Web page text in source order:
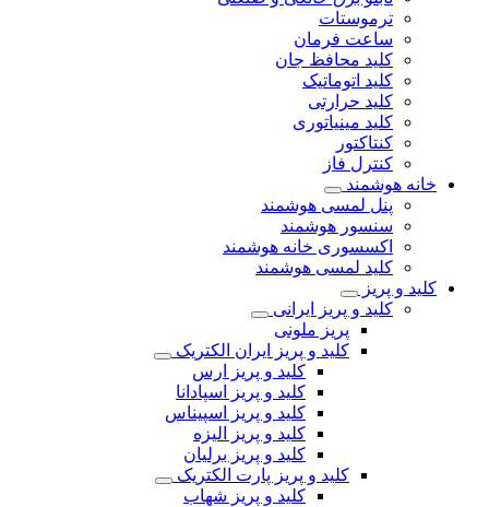
ترموستات
ساعت فرمان
کلید محافظ جان
کلید اتوماتیک
کلید حرارتی
کلید مینیاتوری
کنتاکتور
کنترل فاز
خانه هوشمند
پنل لمسی هوشمند
سنسور هوشمند
اکسسوری خانه هوشمند
کلید لمسی هوشمند
کلید و پریز
کلید و پریز ایرانی
پریز ملونی
کلید و پریز ایران الکتریک
کلید و پریز ارس
کلید و پریز اسپادانا
کلید و پریز اسپیناس
کلید و پریز الیزه
کلید و پریز برلیان
کلید و پریز پارت الکتریک
کلید و پریز شهاب